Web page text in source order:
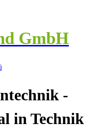
GmbH
-
in Technik